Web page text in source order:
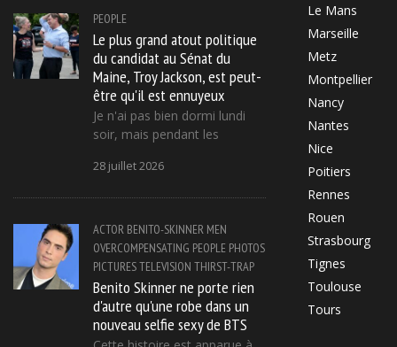
PEOPLE
Le plus grand atout politique
du candidat au Sénat du
Maine, Troy Jackson, est peut-
être qu'il est ennuyeux
Je n'ai pas bien dormi lundi
soir, mais pendant les
28 juillet 2026
ACTOR BENITO-SKINNER MEN
OVERCOMPENSATING PEOPLE PHOTOS
PICTURESTELEVISION THIRST-TRAP
Benito Skinner ne porte rien
d'autre qu'une robe dans un
nouveau selfie sexy de BTS
Le Mans
Marseille
Metz
Montpellier
Nancy
Nantes
Nice
Poitiers
Rennes
Rouen
Strasbourg
Tignes
Toulouse
Tours